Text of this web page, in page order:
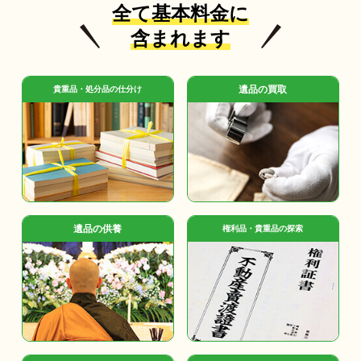
全て基本料金に
含まれます
貴重品・処分品の仕分け 遺品の買取
遺品の供養 権利品・貴重品の探索